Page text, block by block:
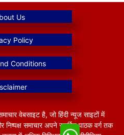
वेबसाइट है, जो हिंदी न्यूज साइटों में
समाचार अपने समर्पित पाठक वर्ग तक